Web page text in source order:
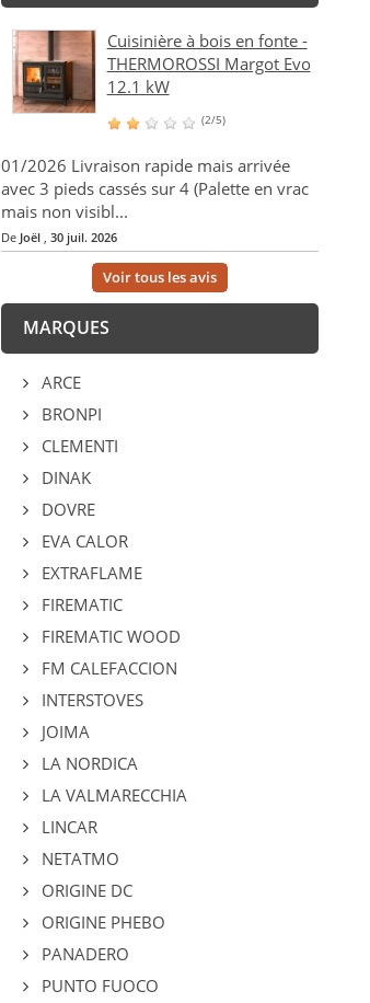
Cuisinière à bois en fonte -
THERMOROSSI Margot Evo
12.1 kW
(2/5)
01/2026 Livraison rapide mais arrivée
avec 3 pieds cassés sur 4 (Palette en vrac
mais non visibl...
De Joël, 30 juil. 2026
Voir tous les avis
MARQUES
ARCE
BRONPI
CLEMENTI
DINAK
DOVRE
EVA CALOR
EXTRAFLAME
FIREMATIC
FIREMATIC WOOD
FM CALEFACCION
INTERSTOVES
JOIMA
LA NORDICA
LA VALMARECCHIA
LINCAR
NETATMO
ORIGINE DC
ORIGINE PHEBO
PANADERO
PUNTO FUOCO